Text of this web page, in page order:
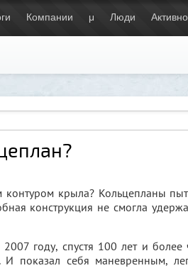
Компании μ Люди
крыла? Кольцепланы
конструкция не смогла
году, спустя 100 лет и
И показал себя маневренным,